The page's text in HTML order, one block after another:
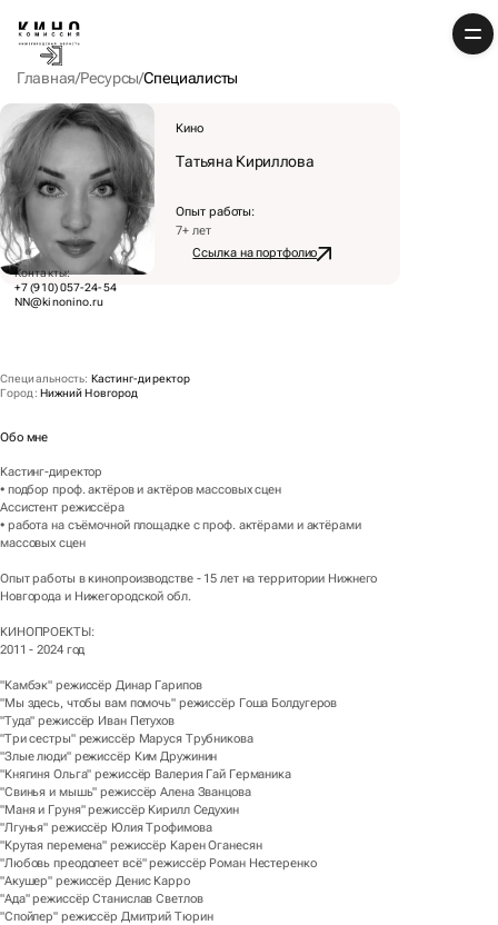
Специальность: Кастинг-директор
Город : Нижний Новгород
Татьяна Кириллова
Контакты:
+7 (910) 057-24-54
NN@kinonino.ru
Ссылка на портфолио
Кино
Опыт работы:
7+ лет
Обо мне
Кастинг-директор
• подбор проф. актёров и актёров массовых сцен
Ассистент режиссёра
• работа на съёмочной площадке с проф. актёрами и актёрами
массовых сцен
Опыт работы в кинопроизводстве - 15 лет на территории Нижнего
Новгорода и Нижегородской обл.
КИНОПРОЕКТЫ:
2011 - 2024 год
"Камбэк" режиссёр Динар Гарипов
"Мы здесь, чтобы вам помочь" режиссёр Гоша Болдугеров
"Туда" режиссёр Иван Петухов
"Три сестры" режиссёр Маруся Трубникова
"Злые люди" режиссёр Ким Дружинин
"Княгиня Ольга" режиссёр Валерия Гай Германика
"Свинья и мышь" режиссёр Алена Званцова
"Маня и Груня" режиссёр Кирилл Седухин
"Лгунья" режиссёр Юлия Трофимова
"Крутая перемена" режиссёр Карен Оганесян
"Любовь преодолеет всё" режиссёр Роман Нестеренко
"Акушер" режиссёр Денис Карро
"Ада" режиссёр Станислав Светлов
"Спойлер" режиссёр Дмитрий Тюрин
Главная Ресурсы Специалисты